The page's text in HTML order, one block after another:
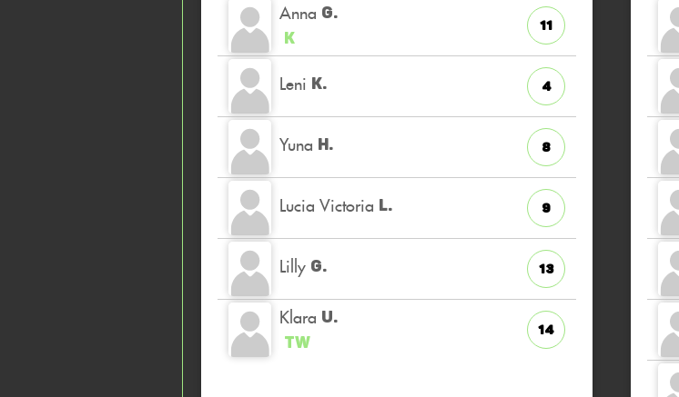
Anna G.
K
11
Leni K. 4
Yuna H. 8
Lucia Victoria L. 9
Lilly G. 13
Klara U.
TW
14